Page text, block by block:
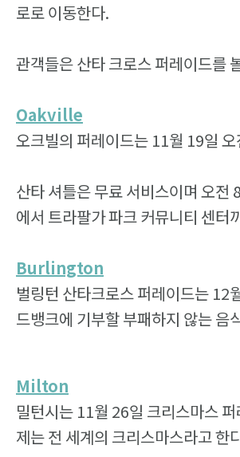
로로 이동한다.
관객들은 산타 크로스 퍼레이드를
Oakville
오크빌의 퍼레이드는 11월 19일
산타 셔틀은 무료 서비스이며 오전
에서 트라팔가 파크 커뮤니티 센터
Burlington
벌링턴 산타크로스 퍼레이드는 12
드뱅크에 기부할 부패하지 않는 음
Milton
밀턴시는 11월 26일 크리스마스
제는 전 세계의 크리스마스라고 한